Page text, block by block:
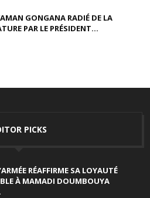
GONGANA RADIÉ DE LA
PAR LE PRÉSIDENT...
PICKS
RÉAFFIRME SA LOYAUTÉ
À MAMADI DOUMBOUYA